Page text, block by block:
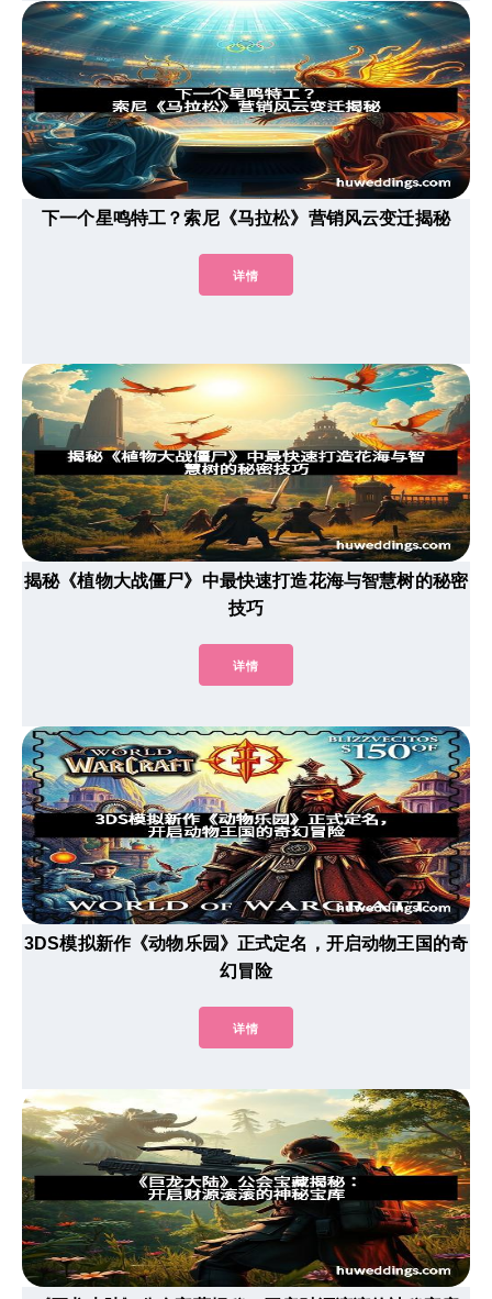
下一个星鸣特工？索尼《马拉松》营销风云变迁揭秘
详情
揭秘《植物大战僵尸》中最快速打造花海与智慧树的秘密
技巧
详情
3DS模拟新作《动物乐园》正式定名，开启动物王国的奇
幻冒险
详情